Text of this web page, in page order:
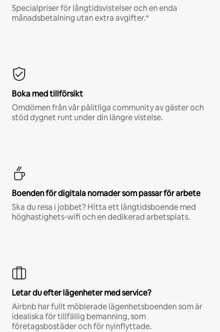
Specialpriser för långtidsvistelser och en enda
månadsbetalning utan extra avgifter.*
Boka med tillförsikt
Omdömen från vår pålitliga community av gäster och
stöd dygnet runt under din längre vistelse.
Boenden för digitala nomader som passar för arbete
Ska du resa i jobbet? Hitta ett långtidsboende med
höghastighets-wifi och en dedikerad arbetsplats.
Letar du efter lägenheter med service?
Airbnb har fullt möblerade lägenhetsboenden som är
idealiska för tillfällig bemanning, som
företagsbostäder och för nyinflyttade.